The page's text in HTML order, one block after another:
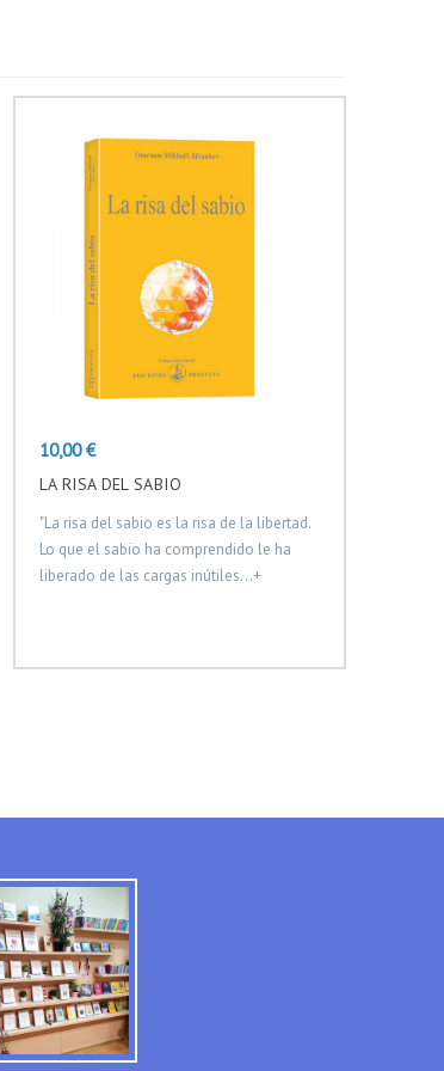
Precio
10,00 €
LA RISA DEL SABIO
"La risa del sabio es la risa de la libertad.
Lo que el sabio ha comprendido le ha
liberado de las cargas inútiles...+